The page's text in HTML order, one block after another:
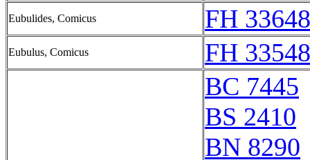
Eubulides, Comicus FH
Eubulus, Comicus
FH
BC 7445
BS 2410
BN 8290